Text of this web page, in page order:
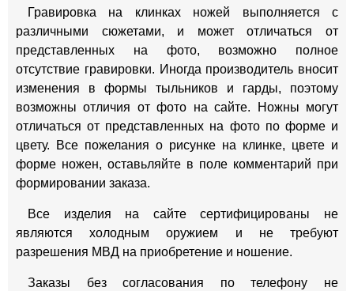
Гравировка на клинках ножей выполняется с
различными сюжетами, и может отличаться от
представленных на фото, возможно полное
отсутствие гравировки. Иногда производитель вносит
изменения в формы тыльников и гарды, поэтому
возможны отличия от фото на сайте. Ножны могут
отличаться от представленных на фото по форме и
цвету. Все пожелания о рисунке на клинке, цвете и
форме ножен, оставьляйте в поле комментарий при
формировании заказа.
Все изделия на сайте сертифицированы не
являются холодным оружием и не требуют
разрешения МВД на приобретение и ношение.
Заказы без согласования по телефону не